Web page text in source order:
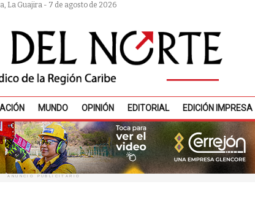
La Guajira - 7 de agosto de 2026
MUNDO OPINIÓN EDITORIAL EDICIÓN IMPRESA
ANUNCIO PUBLICITARIO